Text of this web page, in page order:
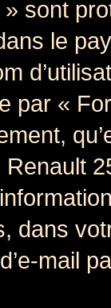
sont
le
par «
dans
mail